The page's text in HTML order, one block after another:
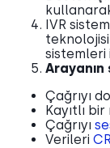
IVR
Arayanın
Çağrıyı
Kayıtlı
Çağrıyı
Verileri